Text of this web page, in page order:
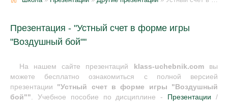
Презентация - "Устный счет в форме игры
"Воздушный бой""
На нашем сайте презентаций klass-uchebnik.comвы
можете бесплатно ознакомиться с полной версией
презентации "Устный счет в форме игры "Воздушный
бой"". Учебное пособие по дисциплине - Презентации /